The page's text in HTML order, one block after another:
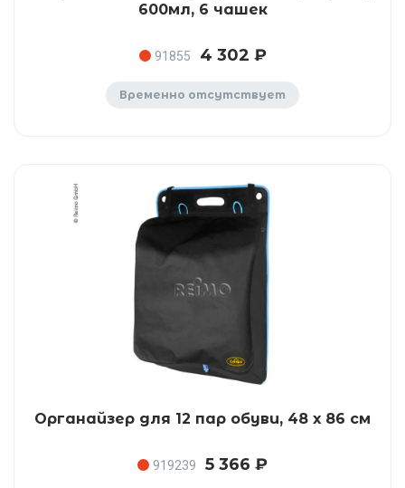
600мл, 6 чашек
91855 4 302 ₽
Временно отсутствует
Органайзер для 12 пар обуви, 48 х 86 см
919239 5 366 ₽